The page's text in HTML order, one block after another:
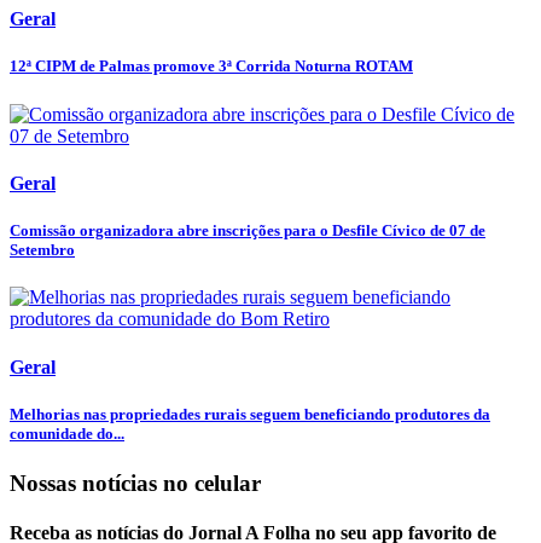
Geral
12ª CIPM de Palmas promove 3ª Corrida Noturna ROTAM
Geral
Comissão organizadora abre inscrições para o Desfile Cívico de 07 de
Setembro
Geral
Melhorias nas propriedades rurais seguem beneficiando produtores da
comunidade do...
Nossas notícias no celular
Receba as notícias do Jornal A Folha no seu app favorito de